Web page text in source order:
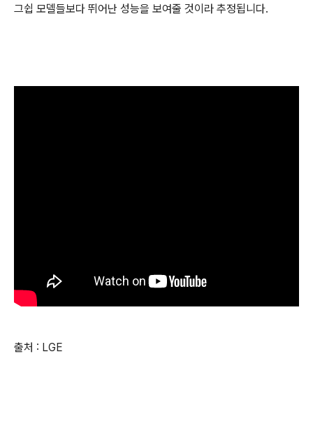
그쉽 모델들보다 뛰어난 성능을 보여줄 것이라 추정됩니다.
출처 : LGE